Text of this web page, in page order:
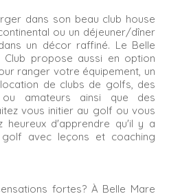
dans son beau club house
ou un déjeuner/dîner
un décor raffiné. Le Belle
propose aussi en option
ranger votre équipement, un
de clubs de golfs, des
ou amateurs ainsi que des
vous initier au golf ou vous
heureux d'apprendre qu'il y a
avec leçons et coaching
fortes? À Belle Mare